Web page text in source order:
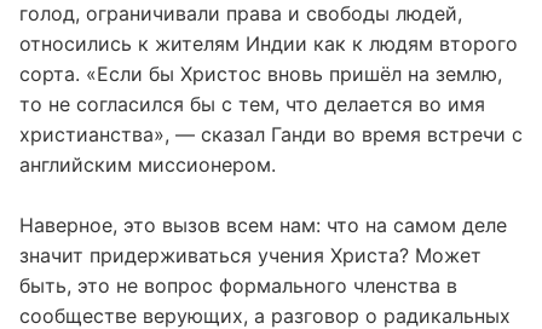
голод, ограничивали права и свободы людей,
относились к жителям Индии как к людям второго
сорта. «Если бы Христос вновь пришёл на землю,
то не согласился бы с тем, что делается во имя
христианства», — сказал Ганди во время встречи с
английским миссионером.
Наверное, это вызов всем нам: что на самом деле
значит придерживаться учения Христа? Может
быть, это не вопрос формального членства в
сообществе верующих, а разговор о радикальных